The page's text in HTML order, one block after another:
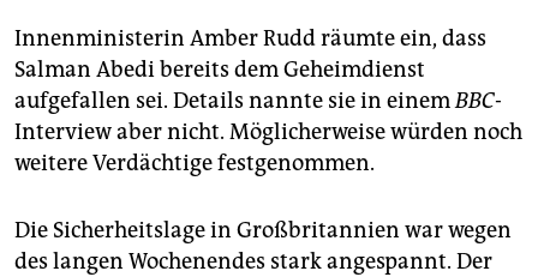
Innenministerin Amber Rudd räumte ein, dass
Salman Abedi bereits dem Geheimdienst
aufgefallen sei. Details nannte sie in einemBBC-
Interview aber nicht. Möglicherweise würden noch
weitere Verdächtige festgenommen.
Die Sicherheitslage in Großbritannien war wegen
des langen Wochenendes stark angespannt. Der